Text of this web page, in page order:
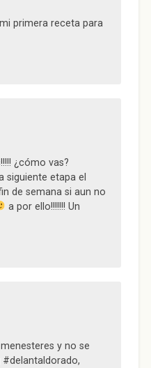
primera receta para
¿cómo vas?
siguiente etapa el
de semana si aun no
a por ello!!!!!!! Un
y no se